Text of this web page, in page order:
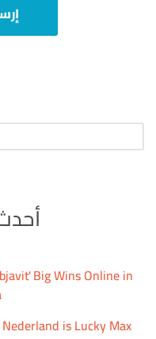
Big Wins Online in
is Lucky Max